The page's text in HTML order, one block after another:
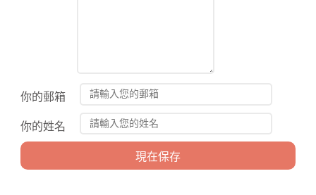
你的郵箱
你的姓名